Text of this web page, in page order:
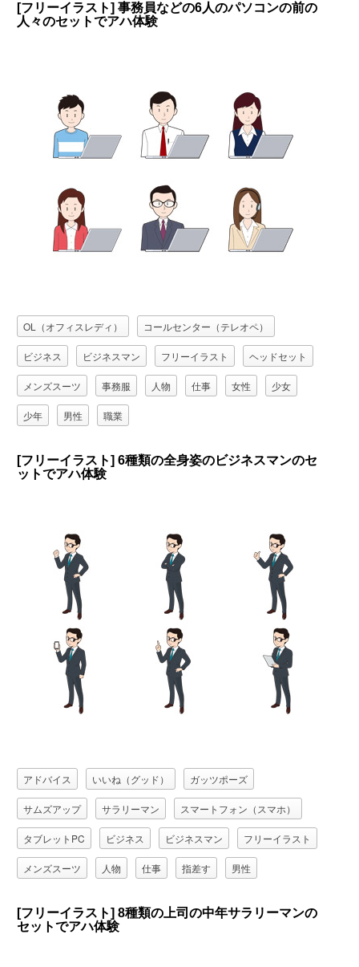
[フリーイラスト] 事務員などの6人のパソコンの前の
人々のセットでアハ体験
OL（オフィスレディ） コールセンター（テレオペ）
ビジネス ビジネスマン フリーイラスト ヘッドセット
メンズスーツ 事務服 人物 仕事 女性 少女
少年 男性 職業
[フリーイラスト] 6種類の全身姿のビジネスマンのセ
ットでアハ体験
アドバイス いいね（グッド） ガッツポーズ
サムズアップ サラリーマン スマートフォン（スマホ）
タブレットPC ビジネス ビジネスマン フリーイラスト
メンズスーツ 人物 仕事 指差す 男性
[フリーイラスト] 8種類の上司の中年サラリーマンの
セットでアハ体験